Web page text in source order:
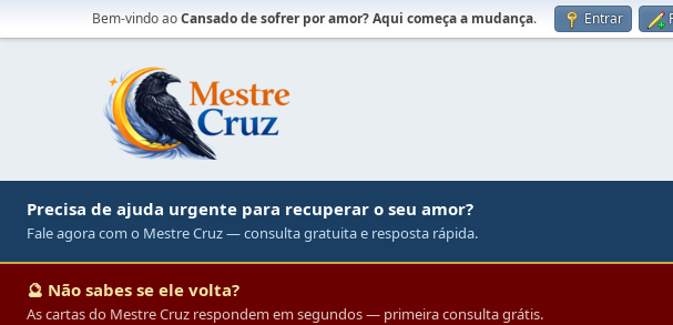
Bem-vindo aoCansado de sofrer por amor? Aqui começa a mudança. Entrar
Precisa de ajuda urgente para recuperar o seu amor?
Fale agora com o Mestre Cruz — consulta gratuita e resposta rápida.
🔮 Não sabes se ele volta?
As cartas do Mestre Cruz respondem em segundos — primeira consulta grátis.